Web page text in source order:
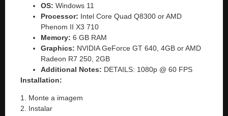
OS: Windows 11
Processor: Intel Core Quad Q8300 or AMD
Phenom II X3 710
Memory: 6 GB RAM
Graphics: NVIDIA GeForce GT 640, 4GB or AMD
Radeon R7 250, 2GB
Additional Notes: DETAILS: 1080p @ 60 FPS
Installation:
1. Monte a imagem
2. Instalar